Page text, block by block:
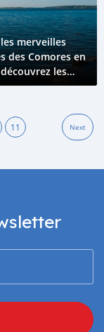
merveilles
des Comores en
les
du Lac
11 Next